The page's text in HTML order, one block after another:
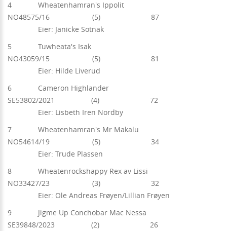
4 Wheatenhamran's Ippolit
NO48575/16 (5) 87
Eier: Janicke Sotnak
5 Tuwheata's Isak
NO43059/15 (5) 81
Eier: Hilde Liverud
6 Cameron Highlander
SE53802/2021 (4) 72
Eier: Lisbeth Iren Nordby
7 Wheatenhamran's Mr Makalu
NO54614/19 (5) 34
Eier: Trude Plassen
8 Wheatenrockshappy Rex av Lissi
NO33427/23 (3) 32
Eier: Ole Andreas Frøyen/Lillian Frøyen
9 Jigme Up Conchobar Mac Nessa
SE39848/2023 (2) 26